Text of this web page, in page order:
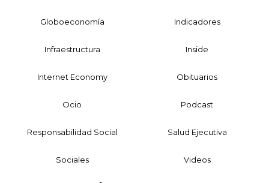
Globoeconomía Indicadores
Infraestructura Inside
Internet Economy Obituarios
Ocio Podcast
Responsabilidad Social Salud Ejecutiva
Sociales Videos